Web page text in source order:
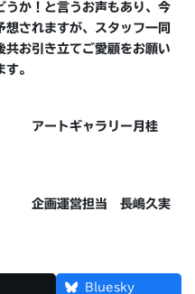
うか！と言うお声もあり、今
されますが、スタッフ一同
共お引き立てご愛顧をお願い
。
リー月桂
長嶋久実
Bluesky